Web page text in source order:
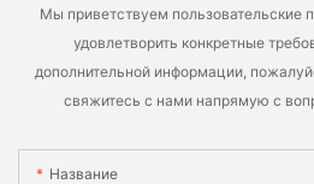
Мы приветствуем пользовательские
удовлетворить конкретные
дополнительной информации,
свяжитесь с нами напрямую с
Название